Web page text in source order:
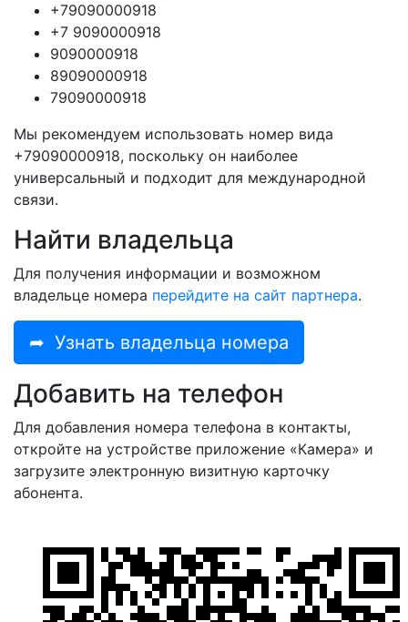
+79090000918
+7 9090000918
9090000918
89090000918
79090000918
Мы рекомендуем использовать номер вида
+79090000918, поскольку он наиболее
универсальный и подходит для международной
связи.
Найти владельца
Для получения информации и возможном
владельце номера перейдите на сайт партнера.
➦ Узнать владельца номера
Добавить на телефон
Для добавления номера телефона в контакты,
откройте на устройстве приложение «Камера» и
загрузите электронную визитную карточку
абонента.